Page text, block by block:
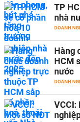
TP
nhà
DOANH
Hàng
HCM
nước
DOANH
VCCI: